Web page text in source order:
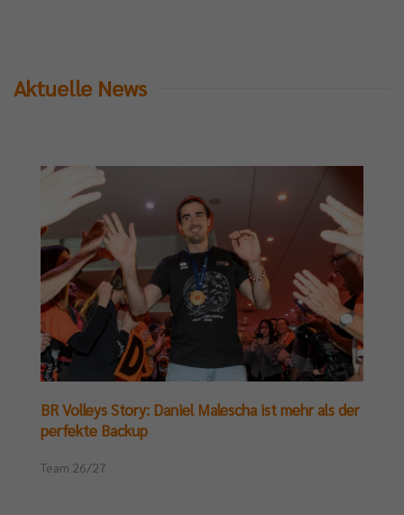
Aktuelle News
BR Volleys Story: Daniel Malescha ist mehr als der
perfekte Backup
Team 26/27